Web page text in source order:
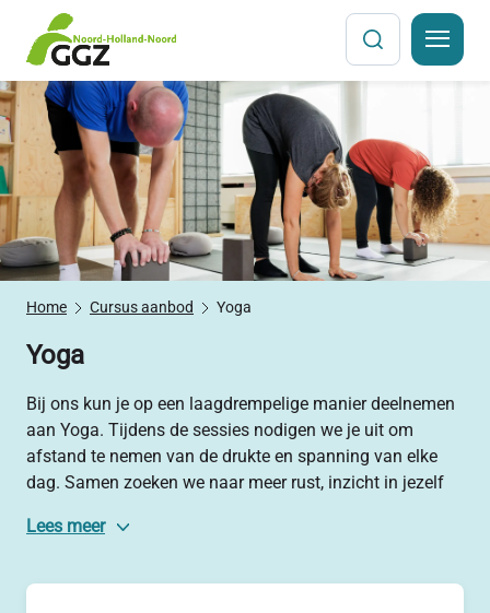
Sla
navigatiemenu
over
Home Cursus aanbod Yoga
Yoga
Bij ons kun je op een laagdrempelige manier deelnemen
aan Yoga. Tijdens de sessies nodigen we je uit om
afstand te nemen van de drukte en spanning van elke
dag. Samen zoeken we naar meer rust, inzicht in jezelf
piekeren, slecht slapen of kun je slecht ontspannen? Dan
Lees meer